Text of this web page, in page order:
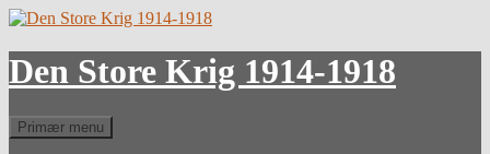
Hop
indhold
Den Store Krig 1914-1918
Søg
Primær menu